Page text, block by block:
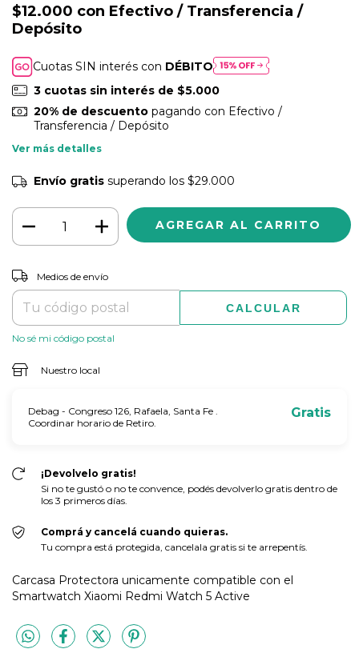
$12.000 con Efectivo / Transferencia /
Depósito
Cuotas SIN interés con DÉBITO
3 cuotas sin interés de $5.000
20% de descuentopagando con Efectivo /
Transferencia / Depósito
Ver más detalles
Envío gratis superando los $29.000
Entregas para el CP:
Medios de envío
CALCULAR
No sé mi código postal
Nuestro local
Debag - Congreso 126, Rafaela, Santa Fe .
Coordinar horario de Retiro.
Gratis
¡Devolvelo gratis!
Si no te gustó o no te convence, podés devolverlo gratis dentro de
los 3 primeros días.
Comprá y cancelá cuando quieras.
Tu compra está protegida, cancelala gratis si te arrepentís.
Carcasa Protectora unicamente compatible con el
Smartwatch Xiaomi Redmi Watch 5 Active